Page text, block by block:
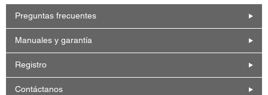
Preguntas frecuentes
Manuales y garantía
Registro
Contáctanos